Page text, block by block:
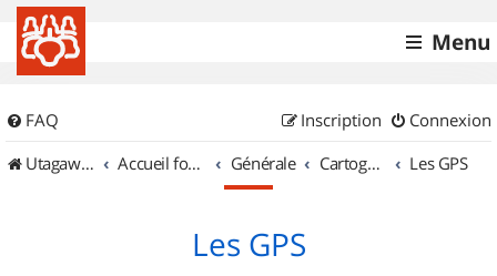
Menu
FAQ Connexion
Inscription
UtagawaVTT (Randos VTT et VTTAE avec traces GPS)
Accueil forum Générale Cartographie et GPS Les GPS
Les GPS